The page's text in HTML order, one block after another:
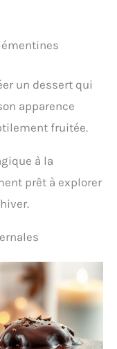
un dessert qui
apparence
fruitée.
à la
prêt à explorer